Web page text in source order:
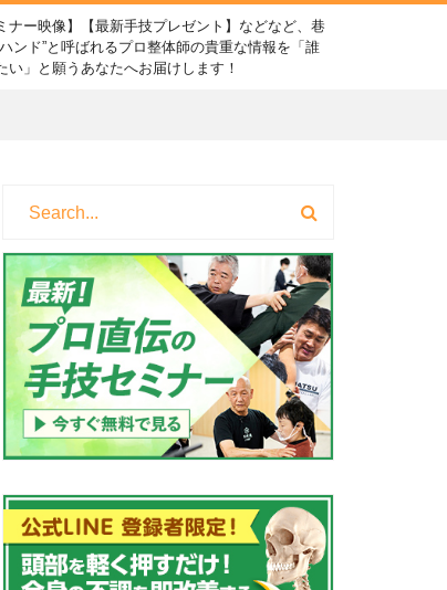
ナー映像】【最新手技プレゼント】などなど、巷
ンド”と呼ばれるプロ整体師の貴重な情報を「誰
い」と願うあなたへお届けします！